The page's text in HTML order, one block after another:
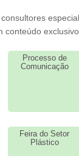
Processo de
Comunicação
Feira do Setor
Plástico